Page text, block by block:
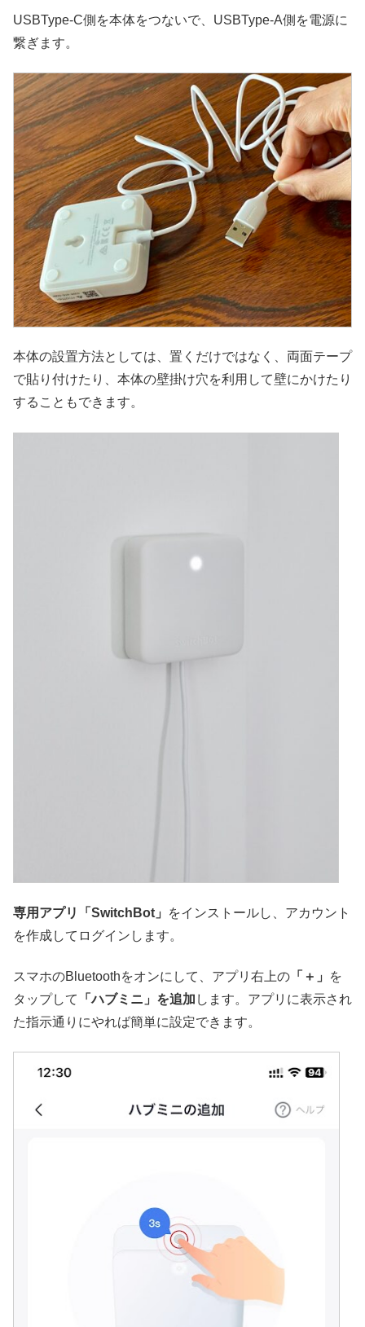
USBType-C側を本体をつないで、USBType-A側を電源に
繋ぎます。
本体の設置方法としては、置くだけではなく、両面テープ
で貼り付けたり、本体の壁掛け穴を利用して壁にかけたり
することもできます。
専用アプリ「SwitchBot」
をインストールし、アカウント
を作成してログインします。
スマホのBluetoothをオンにして、アプリ右上の 「＋」
を
タップして
「ハブミニ」を追加 します。アプリに表示され
た指示通りにやれば簡単に設定できます。